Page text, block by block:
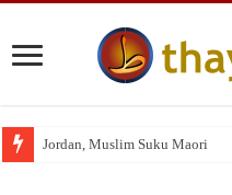
Jordan, Muslim Suku Maori